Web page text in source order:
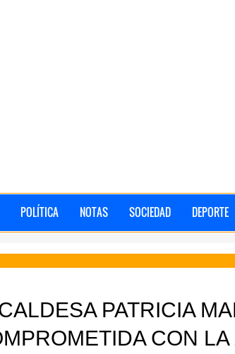
POLÍTICA NOTAS SOCIEDAD DEPORTE
PATRICIA
CON